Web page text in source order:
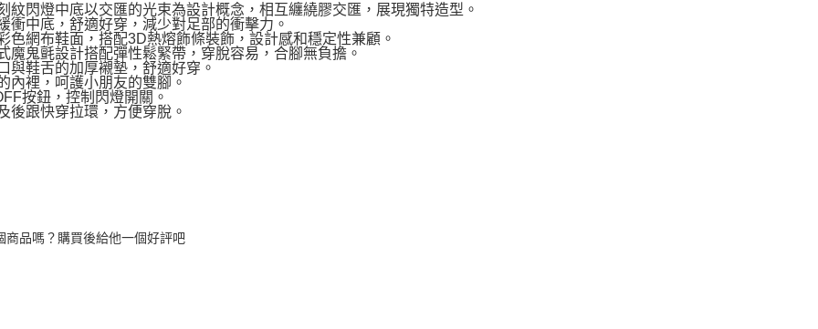
紋閃燈中底以交匯的光束為設計概念，相互纏繞膠交匯，展現獨特造型。
衝中底，舒適好穿，減少對足部的衝擊力。
色網布鞋面，搭配3D熱熔飾條裝飾，設計感和穩定性兼顧。
魔鬼氈設計搭配彈性鬆緊帶，穿脫容易，合腳無負擔。
與鞋舌的加厚襯墊，舒適好穿。
內裡，呵護小朋友的雙腳。
按鈕，控制閃燈開關。
後跟快穿拉環，方便穿脫。
商品嗎？購買後給他一個好評吧